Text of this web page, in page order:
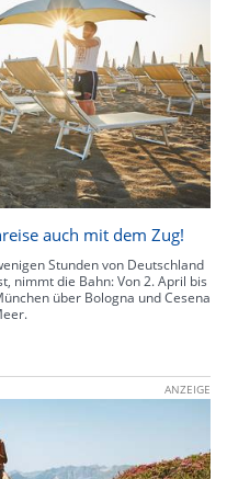
auch mit dem Zug!
Stunden von Deutschland
nimmt die Bahn: Von 2. April bis
über Bologna und Cesena
ANZEIGE